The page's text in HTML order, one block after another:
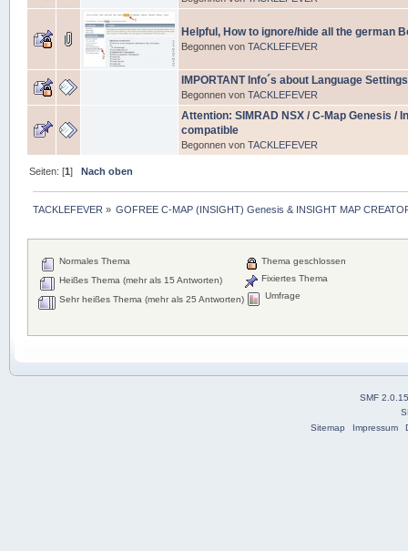
Helpful, How to ignore/hide all the german
Begonnen von TACKLEFEVER
IMPORTANT Info´s about Language
Begonnen von TACKLEFEVER
Attention: SIMRAD NSX / C-Map Genesis /
compatible
Begonnen von TACKLEFEVER
Seiten: [1]Nach oben
TACKLEFEVER » GOFREE C-MAP (INSIGHT) Genesis & INSIGHT MAP
Normales Thema
Heißes Thema (mehr als 15 Antworten)
Sehr heißes Thema (mehr als 25 Antworten)
Thema geschlossen
Fixiertes Thema
Umfrage
SMF 2.0.15
Sitemap
Impressum